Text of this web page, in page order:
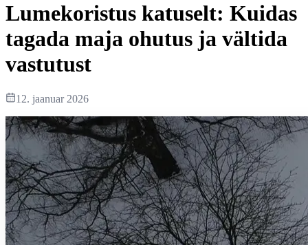
Lumekoristus katuselt: Kuidas
tagada maja ohutus ja vältida
vastutust
12. jaanuar 2026